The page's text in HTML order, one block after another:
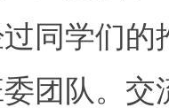
同学们的
团队。